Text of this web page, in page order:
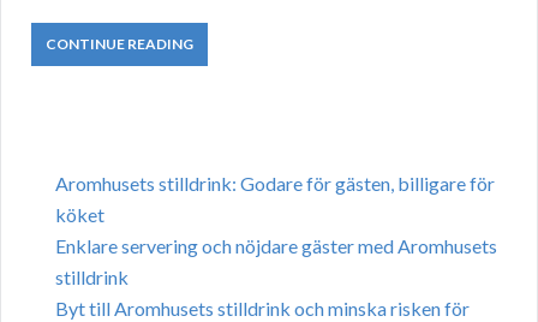
CONTINUE READING
Aromhusets stilldrink: Godare för gästen, billigare för
köket
Enklare servering och nöjdare gäster med Aromhusets
stilldrink
Byt till Aromhusets stilldrink och minska risken för